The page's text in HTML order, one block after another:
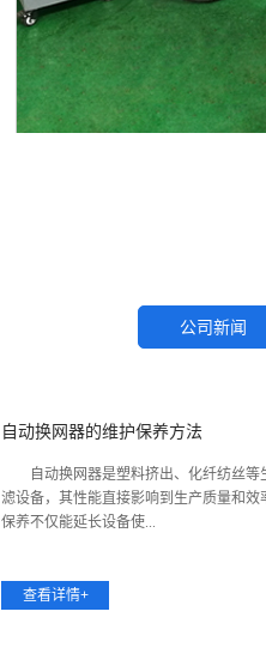
公司新闻
自动换网器的维护保养方法
自动换网器是塑料挤出、化纤纺丝等
滤设备，其性能直接影响到生产质量和效
保养不仅能延长设备使...
查看详情+